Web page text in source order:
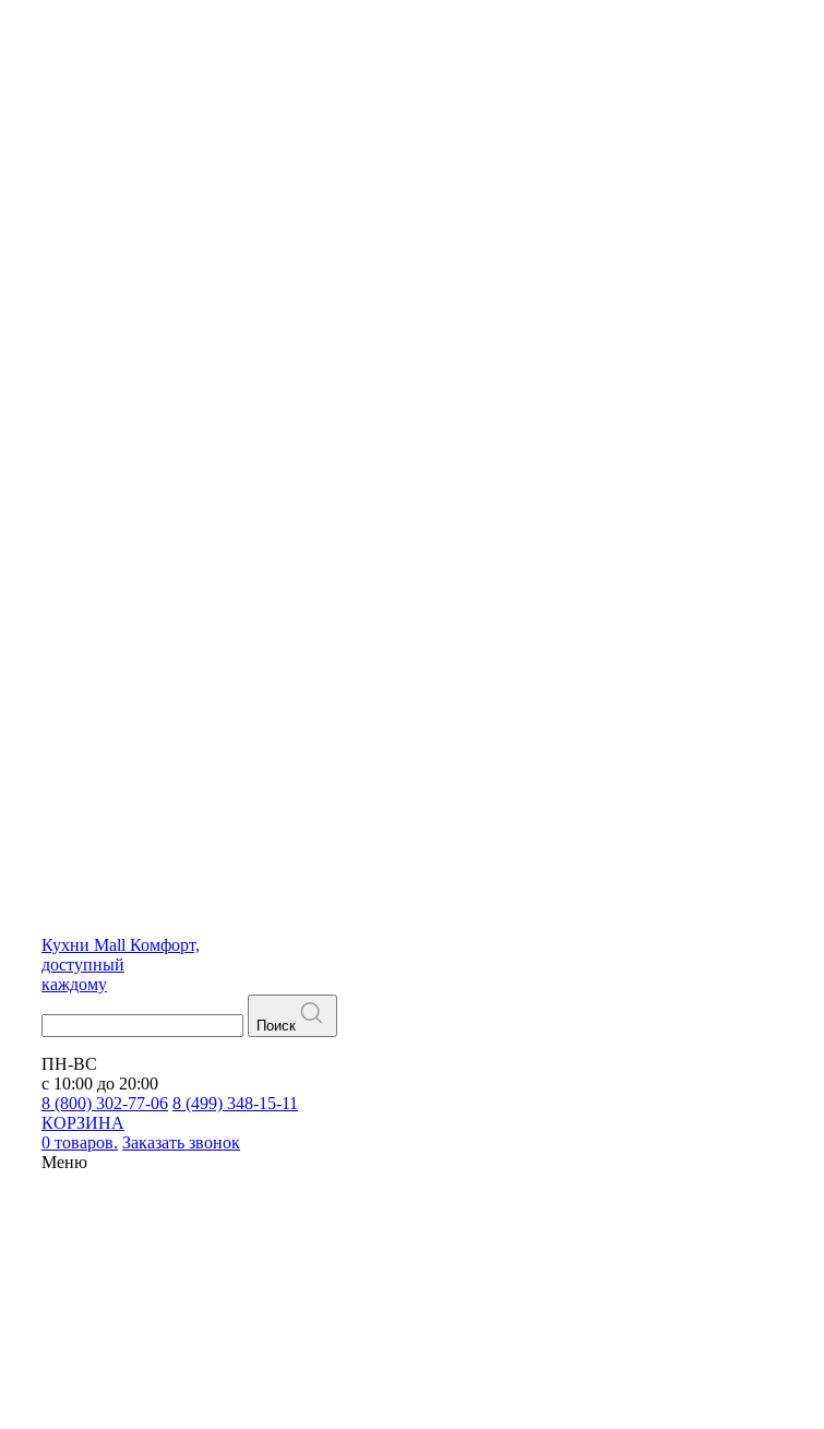
Кухни Mall Комфорт,
доступный
каждому
Поиск
ПН-ВС
с 10:00 до 20:00
8 (800) 302-77-06 8 (499) 348-15-11
КОРЗИНА
0 товаров. Заказать звонок
Меню